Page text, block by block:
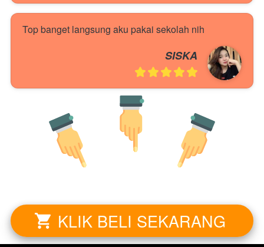
Top banget langsung aku pakai sekolah nih
SISKA
` KLIK BELI SEKARANG